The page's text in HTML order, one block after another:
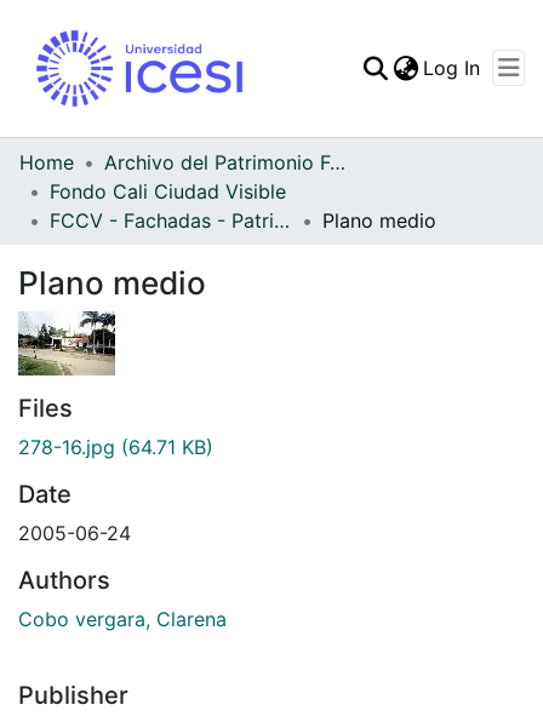
Log In
Home
Archivo del Patrimonio Fotográfico y Fílmico del Valle del Cauca
Fondo Cali Ciudad Visible
FCCV - Fachadas - Patrimonial
Plano medio
Plano medio
Files
278-16.jpg (64.71 KB)
Date
2005-06-24
Authors
Cobo vergara, Clarena
Publisher